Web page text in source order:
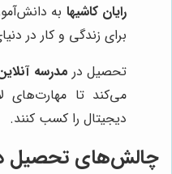
رایان کاشیها به
برای زندگی و کار در
تحصیل در مدرسه
می‌کند تا مهارت‌های
دیجیتال را کسب کنند.
چالش‌های تحصیل